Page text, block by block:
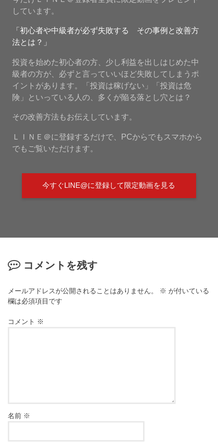
しています。
「初心者や中級者が必ず失敗する その事例と改善方
法とは？」
投資を始めた初心者の方、少し利益を出しはじめた中
級者の方が、必ずと言っていいほど失敗してしまうポ
イントがあります。「投資は稼げない」「投資は危
険」といっている人の、多くが陥る落とし穴とは？
その改善方法もお伝えしています。
ＬＩＮＥ＠に登録するだけで、PCからでもスマホから
でもご覧いただけます。
今すぐLINE@に登録して限定動画を見る
コメントを残す
メールアドレスが公開されることはありません。 ※ が付いている
欄は必須項目です
コメント ※
名前 ※